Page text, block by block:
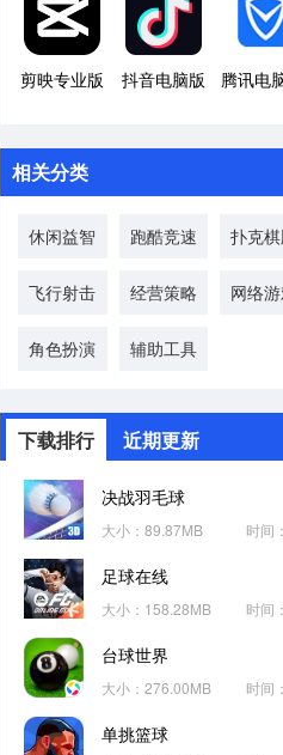
剪映专业版 抖音电脑版
相关分类
休闲益智 跑酷竞速 扑克
飞行射击 经营策略 网络
角色扮演 辅助工具
下载排行 近期更新
决战羽毛球
大小：89.87MB 时间
足球在线
大小：158.28MB 时间
台球世界
大小：276.00MB 时间
单挑篮球